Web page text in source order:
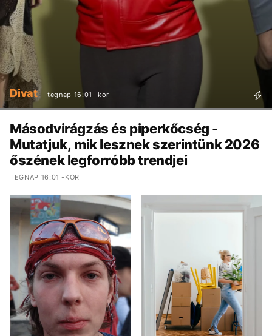
Divat tegnap 16:01 -kor
Másodvirágzás és piperkőcség -
Mutatjuk, mik lesznek szerintünk 2026
őszének legforróbb trendjei
TEGNAP 16:01 -KOR